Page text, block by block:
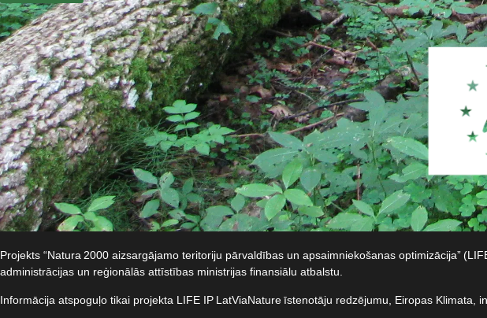
Projekts “Natura 2000 aizsargājamo teritoriju pārvaldības un apsaimniekošanas optimizācija”
administrācijas un reģionālās attīstības ministrijas finansiālu atbalstu.​
Informācija atspoguļo tikai projekta LIFE IP LatViaNature īstenotāju redzējumu, Eiropas